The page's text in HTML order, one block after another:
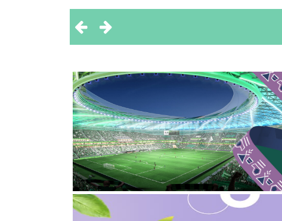
تحقيق بطولتين إقليميتين
الحيوانية